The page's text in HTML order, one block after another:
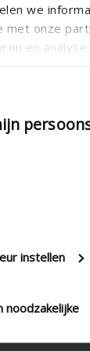
we
met onze
en
aan ze
op basis
instellen
noodzakelijke
van uw